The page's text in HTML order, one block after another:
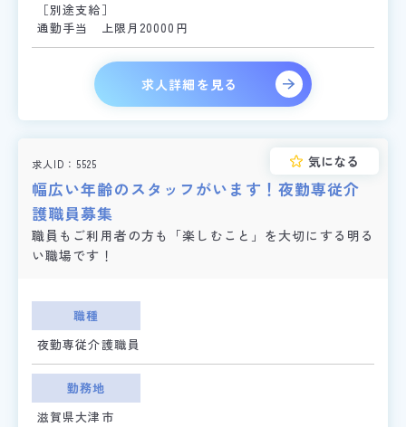
［別途支給］
通勤手当 上限月20000円
求人詳細を見る
求人ID 5525
幅広い年齢のスタッフがいます！夜勤専従介
護職員募集
職員もご利用者の方も「楽しむこと」を大切にする明る
い職場です！
気になる
職種
夜勤専従介護職員
勤務地
滋賀県大津市